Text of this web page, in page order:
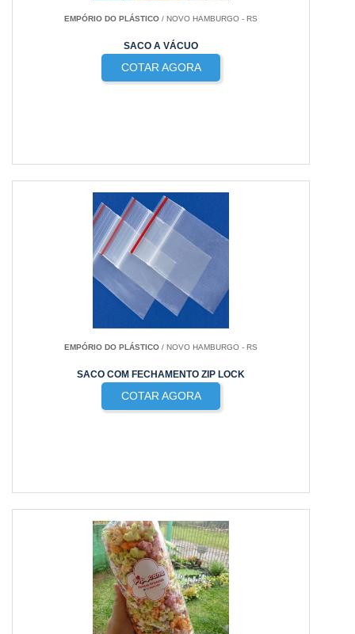
EMPÓRIO DO PLÁSTICO / NOVO HAMBURGO - RS
SACO A VÁCUO
COTAR AGORA
EMPÓRIO DO PLÁSTICO / NOVO HAMBURGO - RS
SACO COM FECHAMENTO ZIP LOCK
COTAR AGORA